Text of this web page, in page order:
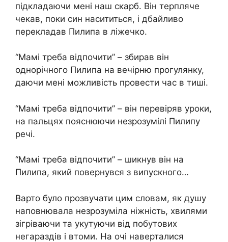
підкладаючи мені наш скарб. Він терпляче
чекав, поки син насититься, і дбайливо
перекладав Пилипа в ліжечко.
“Мамі треба відпочити” – збирав він
однорічного Пилипа на вечірню прогулянку,
даючи мені можливість провести час в тиші.
“Мамі треба відпочити” – він перевіряв уроки,
на пальцях пояснюючи незрозумілі Пилипу
речі.
“Мамі треба відпочити” – шикнув він на
Пилипа, який повернувся з випускного…
Варто було прозвучати цим словам, як душу
наповнювала незрозуміла ніжність, хвилями
зігріваючи та укутуючи від побутових
негараздів і втоми. На очі наверталися